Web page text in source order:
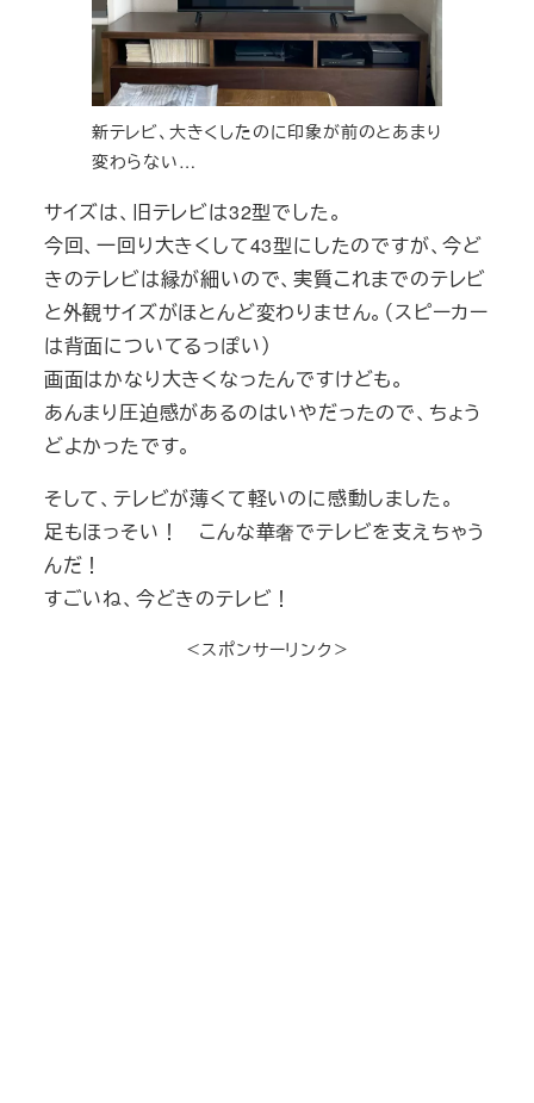
新テレビ、大きくしたのに印象が前のとあまり
変わらない…
サイズは、旧テレビは32型でした。
今回、一回り大きくして43型にしたのですが、今ど
きのテレビは縁が細いので、実質これまでのテレビ
と外観サイズがほとんど変わりません。（スピーカー
は背面についてるっぽい）
画面はかなり大きくなったんですけども。
あんまり圧迫感があるのはいやだったので、ちょう
どよかったです。
そして、テレビが薄くて軽いのに感動しました。
足もほっそい！ こんな華奢でテレビを支えちゃう
んだ！
すごいね、今どきのテレビ！
＜スポンサーリンク＞